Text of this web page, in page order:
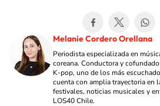
Melanie Cordero Orellana
Periodista especializada en
coreana. Conductora y
K-pop, uno de los más
cuenta con amplia trayectoria en
festivales, noticias musicales y
LOS40 Chile.